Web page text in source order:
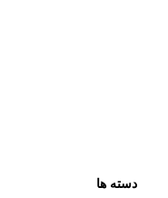
دسته ها